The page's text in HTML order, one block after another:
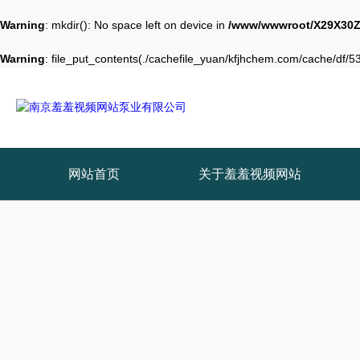
Warning: mkdir(): No space left on device in /www/wwwroot/
Warning: file_put_contents(./cachefile_yuan/kfjhchem.com/cache/
网站首页 关于羞羞视频网站